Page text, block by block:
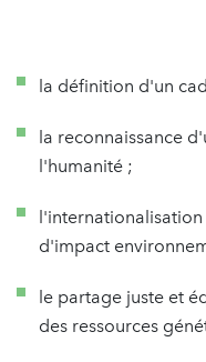
la définition d'un
la reconnaissance
l'humanité ;
l'internationalisation
d'impact
le partage juste et
des ressources